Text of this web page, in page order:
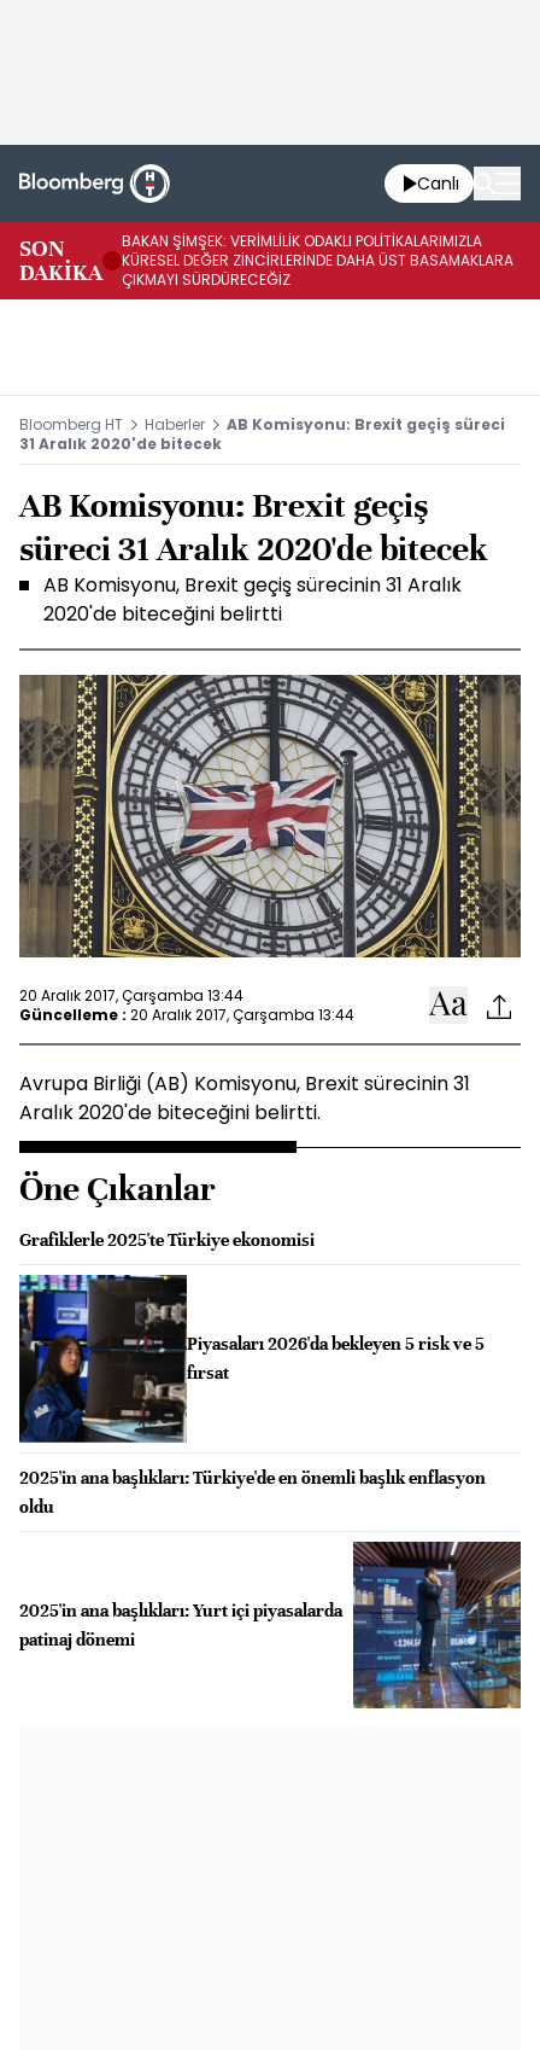
Canlı
SON
DAKİKA
BAKAN ŞİMŞEK: VERİMLİLİK ODAKLI POLİTİKALARIMIZLA
KÜRESEL DEĞER ZİNCİRLERİNDE DAHA ÜST BASAMAKLARA
ÇIKMAYI SÜRDÜRECEĞİZ
Bloomberg HT Haberler
AB Komisyonu: Brexit geçiş süreci
31 Aralık 2020'de bitecek
AB Komisyonu: Brexit geçiş
süreci 31 Aralık 2020'de bitecek
AB Komisyonu, Brexit geçiş sürecinin 31 Aralık
2020'de biteceğini belirtti
20 Aralık 2017, Çarşamba 13:44
Güncelleme : 20 Aralık 2017, Çarşamba 13:44
Avrupa Birliği (AB) Komisyonu, Brexit sürecinin 31
Aralık 2020'de biteceğini belirtti.
Öne Çıkanlar
Grafiklerle 2025'te Türkiye ekonomisi
Piyasaları 2026'da bekleyen 5 risk ve 5
fırsat
2025'in ana başlıkları: Türkiye'de en önemli başlık enflasyon
oldu
2025'in ana başlıkları: Yurt içi piyasalarda
patinaj dönemi